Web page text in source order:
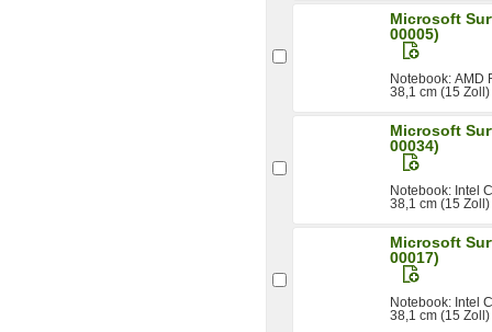
Microsoft
00005)
Notebook: AMD
38,1 cm (15
Microsoft
00034)
Notebook: Intel
38,1 cm (15
Microsoft
00017)
Notebook: Intel
38,1 cm (15